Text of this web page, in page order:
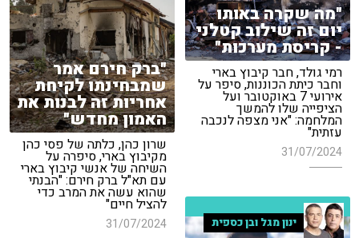
"מה שקרה באותו
יום זה שילוב קטלני
- קריסת מערכות"
רמי גולד, חבר קיבוץ בארי
וחבר כיתת הכוננות, סיפר על
אירועי 7 באוקטובר ועל
הציפייה שלו להמשך
המלחמה: "אני מצפה לנכבה
עזתית"
31/07/2024
"ברק חירם אמר
שמבחינתו לקיחת
אחריות זה לבנות את
האמון מחדש"
שרון כהן, כלתה של פסי כהן
מקיבוץ בארי, סיפרה על
השיחה של אנשי קיבוץ בארי
עם תא"ל ברק חירם: "הבנתי
שהוא עשה את המרב כדי
להציל חיים"
31/07/2024 ינון מגל ובן כספית